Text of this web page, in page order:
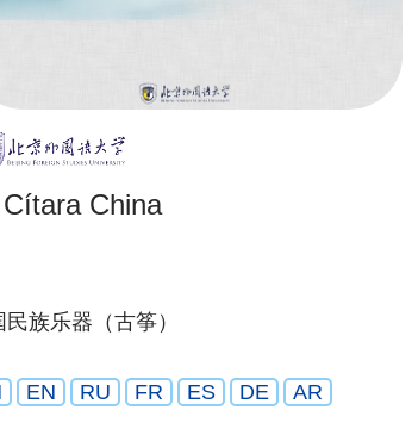
China
民族乐器（古筝）
EN RU FR ES DE AR